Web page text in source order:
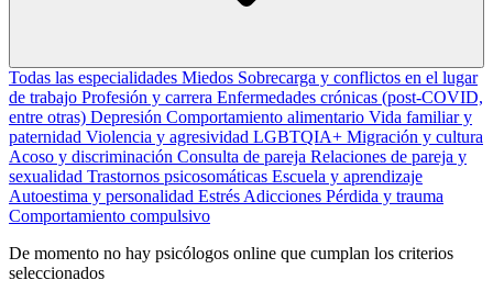
Todas las especialidades Miedos Sobrecarga y conflictos en el lugar
de trabajo Profesión y carrera Enfermedades crónicas (post-COVID,
entre otras) Depresión Comportamiento alimentario Vida familiar y
paternidad Violencia y agresividad LGBTQIA+ Migración y cultura
Acoso y discriminación Consulta de pareja Relaciones de pareja y
sexualidad Trastornos psicosomáticas Escuela y aprendizaje
Autoestima y personalidad Estrés Adicciones Pérdida y trauma
Comportamiento compulsivo
De momento no hay psicólogos online que cumplan los criterios
seleccionados